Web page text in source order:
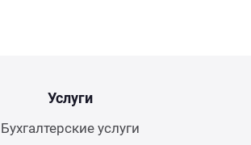
Услуги
Бухгалтерские услуги